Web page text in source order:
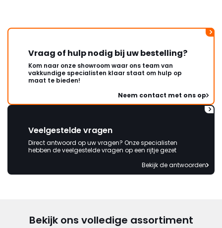
Vraag of hulp nodig bij uw bestelling?
Kom naar onze showroom waar ons team van
vakkundige specialisten klaar staat om hulp op
maat te bieden!
Neem contact met ons op
Veelgestelde vragen
Direct antwoord op uw vragen? Onze specialisten
hebben de veelgestelde vragen op een rijtje gezet
Bekijk de antwoorden
Bekijk ons volledige assortiment